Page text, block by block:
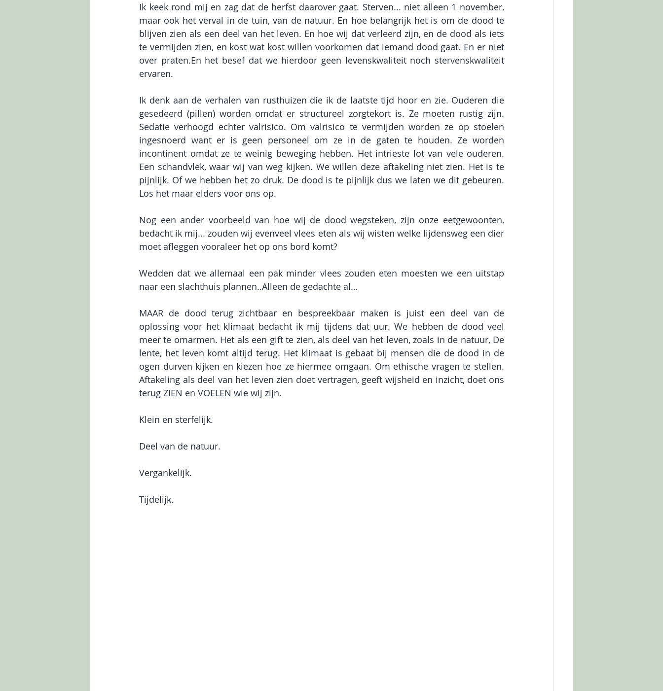
Ik keek rond mij en zag dat de herfst daarover gaat. Sterven... niet alleen 1 november,
maar ook het verval in de tuin, van de natuur. En hoe belangrijk het is om de dood te
blijven zien als een deel van het leven. En hoe wij dat verleerd zijn, en de dood als iets
te vermijden zien, en kost wat kost willen voorkomen dat iemand dood gaat. En er niet
over praten.En het besef dat we hierdoor geen levenskwaliteit noch stervenskwaliteit
ervaren.
Ik denk aan de verhalen van rusthuizen die ik de laatste tijd hoor en zie. Ouderen die
gesedeerd (pillen) worden omdat er structureel zorgtekort is. Ze moeten rustig zijn.
Sedatie verhoogd echter valrisico. Om valrisico te vermijden worden ze op stoelen
ingesnoerd want er is geen personeel om ze in de gaten te houden. Ze worden
incontinent omdat ze te weinig beweging hebben. Het intrieste lot van vele ouderen.
Een schandvlek, waar wij van weg kijken. We willen deze aftakeling niet zien. Het is te
pijnlijk. Of we hebben het zo druk. De dood is te pijnlijk dus we laten we dit gebeuren.
Los het maar elders voor ons op.
Nog een ander voorbeeld van hoe wij de dood wegsteken, zijn onze eetgewoonten,
bedacht ik mij... zouden wij evenveel vlees eten als wij wisten welke lijdensweg een dier
moet afleggen vooraleer het op ons bord komt?
Wedden dat we allemaal een pak minder vlees zouden eten moesten we een uitstap
naar een slachthuis plannen..Alleen de gedachte al…
MAAR de dood terug zichtbaar en bespreekbaar maken is juist een deel van de
oplossing voor het klimaat bedacht ik mij tijdens dat uur. We hebben de dood veel
meer te omarmen. Het als een gift te zien, als deel van het leven, zoals in de natuur, De
lente, het leven komt altijd terug. Het klimaat is gebaat bij mensen die de dood in de
ogen durven kijken en kiezen hoe ze hiermee omgaan. Om ethische vragen te stellen.
Aftakeling als deel van het leven zien doet vertragen, geeft wijsheid en inzicht, doet ons
terug ZIEN en VOELEN wie wij zijn.
Klein en sterfelijk.
Deel van de natuur.
Vergankelijk.
Tijdelijk.